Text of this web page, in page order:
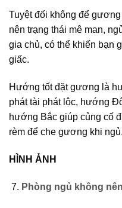
Tuyệt đối không để
nên trạng thái mê man,
gia chủ, có thể khiến bạn
giấc.
Hướng tốt đặt gương là
phát tài phát lộc, hướng
hướng Bắc giúp củng cố
rèm để che gương khi ngủ.
HÌNH ẢNH
Phòng ngủ không